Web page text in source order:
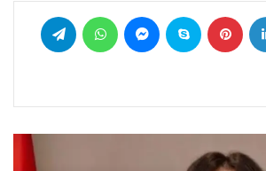
لينكدإن بينتيريست سكايب ماسنجر واتساب